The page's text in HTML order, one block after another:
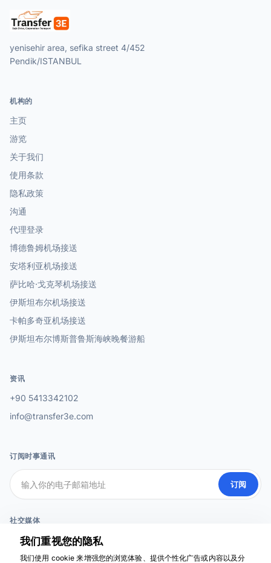
yenisehir area, sefika street 4/452
Pendik/ISTANBUL
机构的
主页
游览
关于我们
使用条款
隐私政策
沟通
代理登录
博德鲁姆机场接送
安塔利亚机场接送
萨比哈·戈克琴机场接送
伊斯坦布尔机场接送
卡帕多奇亚机场接送
伊斯坦布尔博斯普鲁斯海峡晚餐游船
资讯
+90 5413342102
info@transfer3e.com
订阅时事通讯
订阅
社交媒体
我们重视您的隐私
我们使用 cookie 来增强您的浏览体验、提供个性化广告或内容以及分